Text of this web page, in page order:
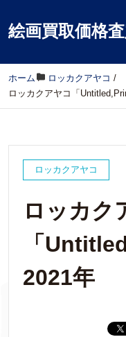
絵画買取価格
ホーム / ロッカクアヤコ /
ロッカクアヤコ「
ロッカクアヤコ
ロッカク
「
2021年